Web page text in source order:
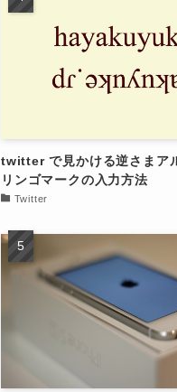
twitter で見かける逆さまア
リンゴマークの入力方法
Twitter